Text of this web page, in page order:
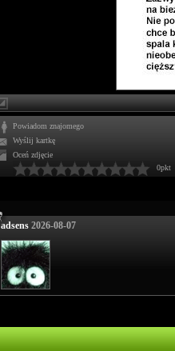
Powiadom znajomego
Wyślij kartkę
Oceń zdjęcie
0pkt
adsens 2026-08-07